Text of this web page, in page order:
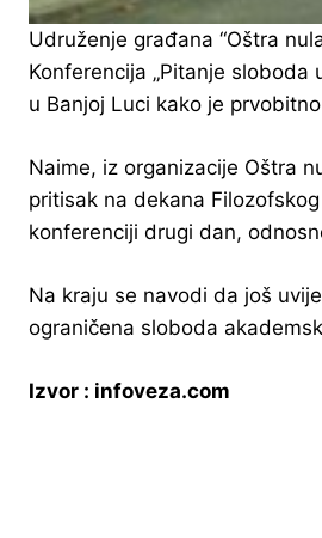
Udruženje građana “Oštra
Konferencija „Pitanje
u Banjoj Luci kako je
Naime, iz organizacije Oštra
pritisak na dekana
konferenciji drugi dan,
Na kraju se navodi da još
ograničena sloboda
Izvor : infoveza.com